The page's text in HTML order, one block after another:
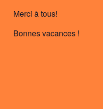
Merci à tous!
Bonnes vacances !